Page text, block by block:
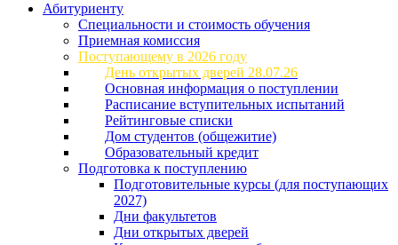
Абитуриенту
Специальности и стоимость обучения
Приемная комиссия
Поступающему в 2026 году
День открытых дверей 28.07.26
Основная информация о поступлении
Расписание вступительных испытаний
Рейтинговые списки
Дом студентов (общежитие)
Образовательный кредит
Подготовка к поступлению
Подготовительные курсы (для поступающих
2027)
Дни факультетов
Дни открытых дверей